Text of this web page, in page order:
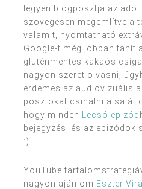
legyen blogposztja az
szövegesen megemlítve a
valamit, nyomtatható
Google-t még jobban
gluténmentes kakaós
nagyon szeret olvasni,
érdemes az audiovizuális
posztokat csinálni a saját
hogy minden
Lecsó epizód
bejegyzés, és az epizódok
:)
YouTube
nagyon ajánlom Eszter